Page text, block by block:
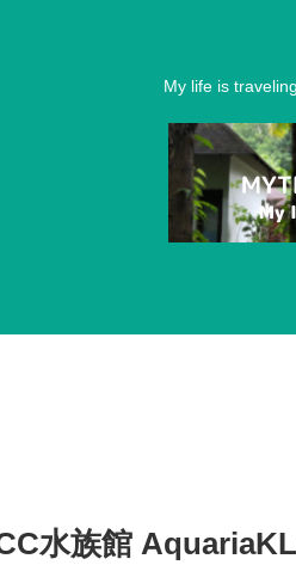
My life is
水族館